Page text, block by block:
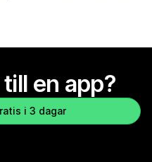
en app?
i 3 dagar